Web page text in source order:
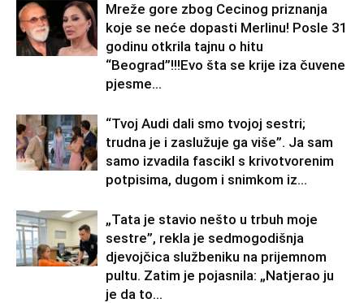
Mreže gore zbog Cecinog priznanja
koje se neće dopasti Merlinu! Posle 31
godinu otkrila tajnu o hitu
“Beograd”!!!Evo šta se krije iza čuvene
pjesme...
“Tvoj Audi dali smo tvojoj sestri;
trudna je i zaslužuje ga više”. Ja sam
samo izvadila fascikl s krivotvorenim
potpisima, dugom i snimkom iz...
„Tata je stavio nešto u trbuh moje
sestre”, rekla je sedmogodišnja
djevojčica službeniku na prijemnom
pultu. Zatim je pojasnila: „Natjerao ju
je da to...